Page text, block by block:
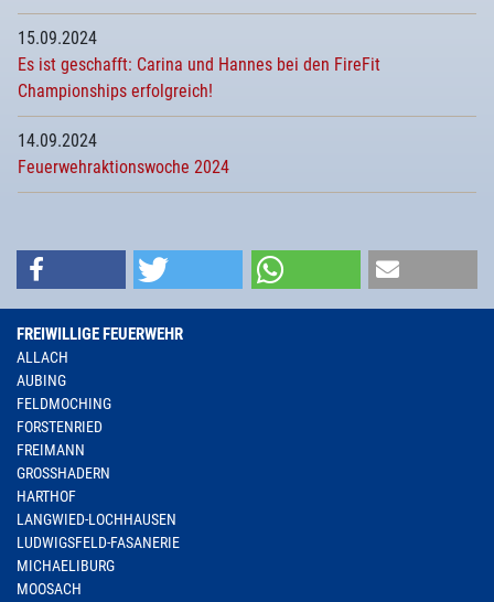
15.09.2024
Es ist geschafft: Carina und Hannes bei den FireFit
Championships erfolgreich!
14.09.2024
Feuerwehraktionswoche 2024
FREIWILLIGE FEUERWEHR
ALLACH
AUBING
FELDMOCHING
FORSTENRIED
FREIMANN
GROSSHADERN
HARTHOF
LANGWIED-LOCHHAUSEN
LUDWIGSFELD-FASANERIE
MICHAELIBURG
MOOSACH